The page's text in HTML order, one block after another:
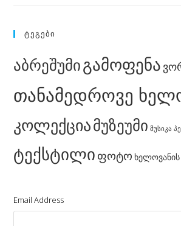
ᲢᲔᲒᲔᲑᲘ
აბრეშუმიგამოფენა
თანამედროვე
კოლექციამუზეუმი მუსიკა
ტექსტილიფოტო ხელოვანის
Email Address